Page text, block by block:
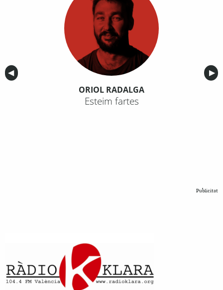
Anterior
◀︎ ▶︎
ORIOL RADALGA
Esteim fartes
Publicitat